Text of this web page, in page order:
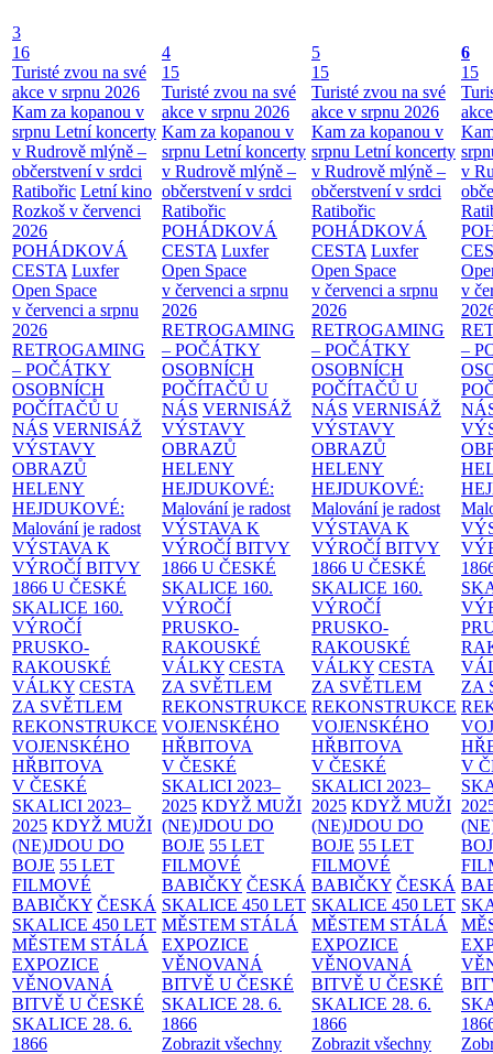
3
16
Turisté zvou na své
akce v srpnu 2026
Kam za kopanou v
srpnu Letní koncerty
v Rudrově mlýně –
občerstvení v srdci
Ratibořic Letní kino
Rozkoš v červenci
2026
POHÁDKOVÁ
CESTA Luxfer
Open Space
v červenci a srpnu
2026
RETROGAMING
– POČÁTKY
OSOBNÍCH
POČÍTAČŮ U
NÁS VERNISÁŽ
VÝSTAVY
OBRAZŮ
HELENY
HEJDUKOVÉ:
Malování je radost
VÝSTAVA K
VÝROČÍ BITVY
1866 U ČESKÉ
SKALICE 160.
VÝROČÍ
PRUSKO-
RAKOUSKÉ
VÁLKY CESTA
ZA SVĚTLEM
REKONSTRUKCE
VOJENSKÉHO
HŘBITOVA
V ČESKÉ
SKALICI 2023–
2025 KDYŽ MUŽI
(NE)JDOU DO
BOJE 55 LET
FILMOVÉ
BABIČKY ČESKÁ
SKALICE 450 LET
MĚSTEM STÁLÁ
EXPOZICE
VĚNOVANÁ
BITVĚ U ČESKÉ
SKALICE 28. 6.
1866
4
15
Turisté zvou na své
akce v srpnu 2026
Kam za kopanou v
srpnu Letní koncerty
v Rudrově mlýně –
občerstvení v srdci
Ratibořic
POHÁDKOVÁ
CESTA Luxfer
Open Space
v červenci a srpnu
2026
RETROGAMING
– POČÁTKY
OSOBNÍCH
POČÍTAČŮ U
NÁS VERNISÁŽ
VÝSTAVY
OBRAZŮ
HELENY
HEJDUKOVÉ:
Malování je radost
VÝSTAVA K
VÝROČÍ BITVY
1866 U ČESKÉ
SKALICE 160.
VÝROČÍ
PRUSKO-
RAKOUSKÉ
VÁLKY CESTA
ZA SVĚTLEM
REKONSTRUKCE
VOJENSKÉHO
HŘBITOVA
V ČESKÉ
SKALICI 2023–
2025 KDYŽ MUŽI
(NE)JDOU DO
BOJE 55 LET
FILMOVÉ
BABIČKY ČESKÁ
SKALICE 450 LET
MĚSTEM STÁLÁ
EXPOZICE
VĚNOVANÁ
BITVĚ U ČESKÉ
SKALICE 28. 6.
1866
Zobrazit všechny
5
15
Turisté zvou na své
akce v srpnu 2026
Kam za kopanou v
srpnu Letní koncerty
v Rudrově mlýně –
občerstvení v srdci
Ratibořic
POHÁDKOVÁ
CESTA Luxfer
Open Space
v červenci a srpnu
2026
RETROGAMING
– POČÁTKY
OSOBNÍCH
POČÍTAČŮ U
NÁS VERNISÁŽ
VÝSTAVY
OBRAZŮ
HELENY
HEJDUKOVÉ:
Malování je radost
VÝSTAVA K
VÝROČÍ BITVY
1866 U ČESKÉ
SKALICE 160.
VÝROČÍ
PRUSKO-
RAKOUSKÉ
VÁLKY CESTA
ZA SVĚTLEM
REKONSTRUKCE
VOJENSKÉHO
HŘBITOVA
V ČESKÉ
SKALICI 2023–
2025 KDYŽ MUŽI
(NE)JDOU DO
BOJE 55 LET
FILMOVÉ
BABIČKY ČESKÁ
SKALICE 450 LET
MĚSTEM STÁLÁ
EXPOZICE
VĚNOVANÁ
BITVĚ U ČESKÉ
SKALICE 28. 6.
1866
Zobrazit všechny
6
15
v
v
–
ZA
V